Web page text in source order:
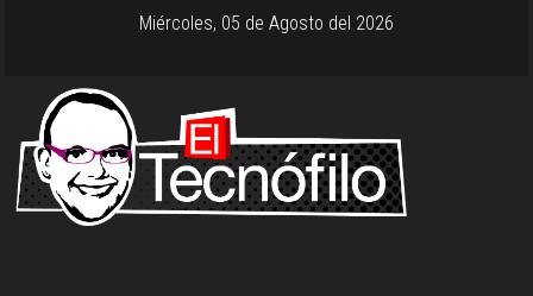
Miércoles, 05 de Agosto del 2026